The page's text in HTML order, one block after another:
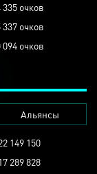
335 очков
337 очков
094 очков
Альянсы
149 150
289 828